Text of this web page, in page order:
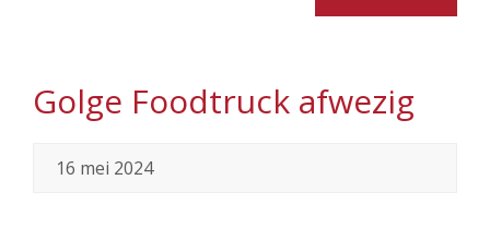
Golge Foodtruck afwezig
16 mei 2024